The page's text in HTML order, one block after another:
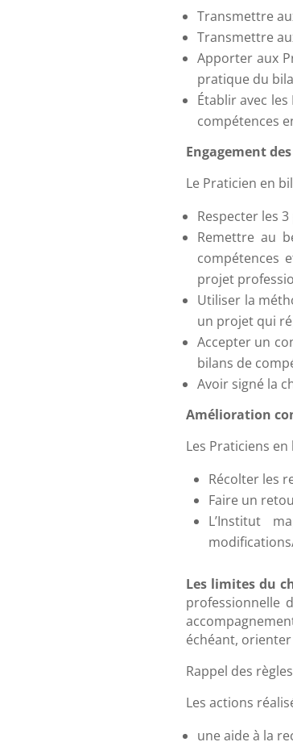
Transmettre
Transmettre
Apporter aux
pratique du
Établir avec
compétences
Engagement
Le Praticien en
Respecter les
Remettre au
compétences
projet
Utiliser la
un projet qui
Accepter un
bilans de
Avoir signé la
Amélioration
Les Praticiens
Récolter les
Faire un
L’Institut
Les limites du
professionnelle
échéant,
Rappel des
Les actions
une aide à la